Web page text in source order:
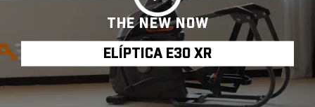
THE NEW NOW
ELÍPTICA E30 XR